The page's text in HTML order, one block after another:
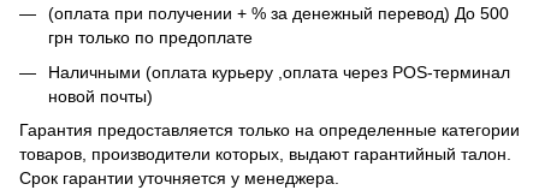
(оплата при получении + % за денежный перевод) До 500
грн только по предоплате
Наличными (оплата курьеру ,оплата через POS-терминал
новой почты)
Гарантия предоставляется только на определенные категории
товаров, производители которых, выдают гарантийный талон.
Срок гарантии уточняется у менеджера.